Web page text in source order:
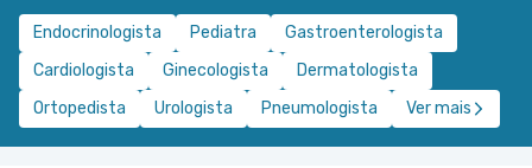
Endocrinologista Pediatra
Gastroenterologista
Cardiologista
Ginecologista
Dermatologista
Ortopedista
Urologista Pneumologista Ver mais